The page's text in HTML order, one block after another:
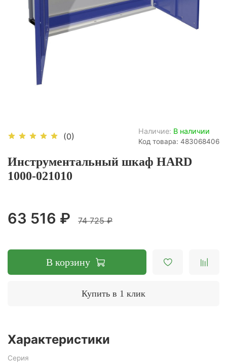
(0)
Наличие: В наличии
Код товара: 483068406
Инструментальный шкаф HARD
1000-021010
63 516 ₽ 74 725 ₽
В корзину
Купить в 1 клик
Характеристики
Серия